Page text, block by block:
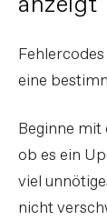
eine
Beginne
ob es ein
viel
nicht